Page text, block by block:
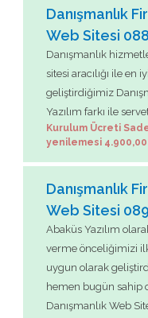
Danışmanlık
Web Sitesi 088
Danışmanlık
sitesi aracılığı ile
geliştirdiğimiz
Yazılım farkı ile
Kurulum Ücreti
yenilemesi 4.900,00
Danışmanlık
Web Sitesi 089
Abaküs Yazılım
verme önceliğimizi
uygun olarak
hemen bugün sahip
Danışmanlık Web